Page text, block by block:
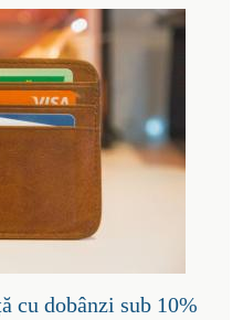
cu dobânzi sub 10%